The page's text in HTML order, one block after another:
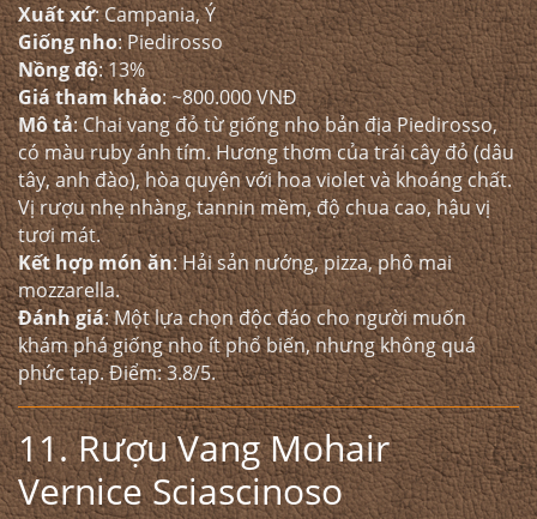
Xuất xứ: Campania, Ý
Giống nho: Piedirosso
Nồng độ: 13%
Giá tham khảo: ~800.000 VNĐ
Mô tả: Chai vang đỏ từ giống nho bản địa Piedirosso,
có màu ruby ánh tím. Hương thơm của trái cây đỏ (dâu
tây, anh đào), hòa quyện với hoa violet và khoáng chất.
Vị rượu nhẹ nhàng, tannin mềm, độ chua cao, hậu vị
tươi mát.
Kết hợp món ăn: Hải sản nướng, pizza, phô mai
mozzarella.
Đánh giá: Một lựa chọn độc đáo cho người muốn
khám phá giống nho ít phổ biến, nhưng không quá
phức tạp. Điểm: 3.8/5.
11. Rượu Vang Mohair
Vernice Sciascinoso